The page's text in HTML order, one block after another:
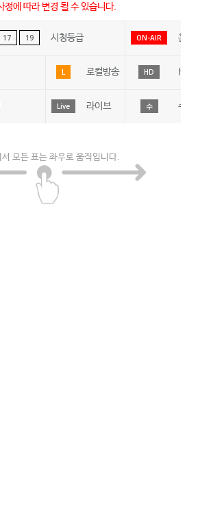
정에 따라 변경 될 수 있습니다.
17 19 시청등급 ON-AIR 온에
L 로컬방송 HD HD
Live 라이브 수 수어
모든 표는 좌우로 움직입니다.